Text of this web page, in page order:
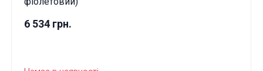
6 534 грн.